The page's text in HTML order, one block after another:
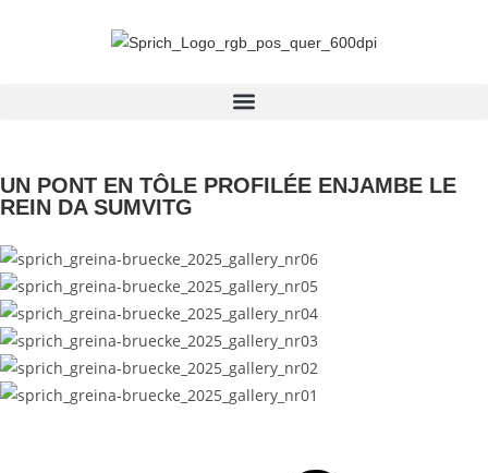
UN PONT EN TÔLE PROFILÉE ENJAMBE LE
REIN DA SUMVITG